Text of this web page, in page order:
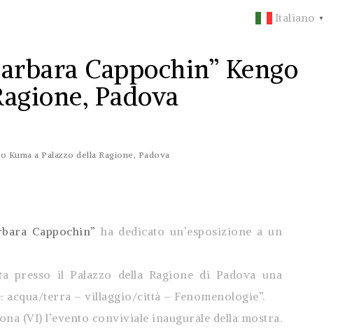
Cappochin” Kengo
Padova
Kuma a Palazzo della Ragione, Padova
Cappochin”ha dedicato un’esposizione a un
presso il Palazzo della Ragione di Padova una
terra – villaggio/città – Fenomenologie”.
(VI) l’evento conviviale inaugurale della mostra.
Italiano ▼